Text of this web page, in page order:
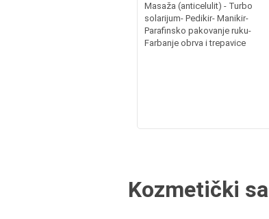
Masaža (anticelulit) - Turbo
solarijum- Pedikir- Manikir-
Parafinsko pakovanje ruku-
Farbanje obrva i trepavice
Kozmetički